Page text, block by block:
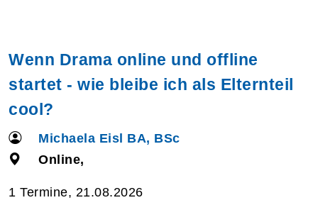
Wenn Drama online und offline
startet - wie bleibe ich als Elternteil
cool?
Michaela Eisl BA, BSc
Online,
1 Termine, 21.08.2026